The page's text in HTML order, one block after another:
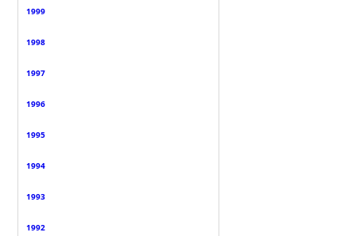
1999
1998
1997
1996
1995
1994
1993
1992